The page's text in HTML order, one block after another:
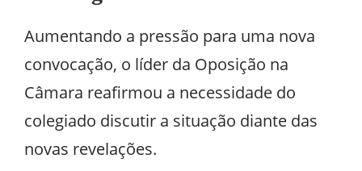
Aumentando a pressão para uma nova
convocação, o líder da Oposição na
Câmara reafirmou a necessidade do
colegiado discutir a situação diante das
novas revelações.